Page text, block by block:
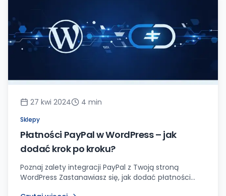
27 kwi 2024 4 min
Sklepy
Płatności PayPal w WordPress – jak
dodać krok po kroku?
Poznaj zalety integracji PayPal z Twoją stroną
WordPress Zastanawiasz się, jak dodać płatności